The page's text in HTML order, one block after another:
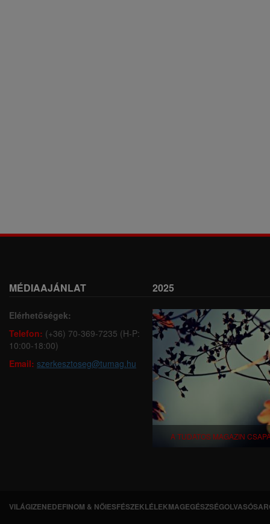
MÉDIAAJÁNLAT
Elérhetőségek:
Telefon: (+36) 70-369-7235 (H-P:
10:00-18:00)
Email: szerkesztoseg@tumag.hu
2025
A TUDATOS MAGAZIN
VILÁGIZENEDEFINOM & NŐIESFÉSZEKLÉLEKMAGEGÉSZSÉG